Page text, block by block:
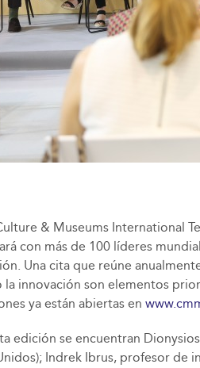
& Museums International
con más de 100 líderes
Una cita que reúne
innovación son elementos
ya están abiertas en
edición se encuentran
Indrek Ibrus, profesor